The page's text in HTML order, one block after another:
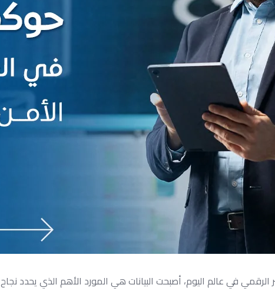
الرقمي في عالم اليوم، أصبحت البيانات هي المورد الأهم الذي يحدد نجاح